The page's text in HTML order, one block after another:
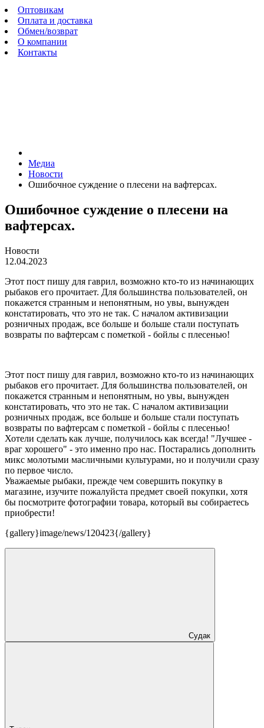
Оптовикам
Оплата и доставка
Обмен/возврат
О компании
Контакты
Медиа
Новости
Ошибочное суждение о плесени на вафтерсах.
Ошибочное суждение о плесени на
вафтерсах.
Новости
12.04.2023
Этот пост пишу для гаврил, возможно кто-то из начинающих
рыбаков его прочитает. Для большинства пользователей, он
покажется странным и непонятным, но увы, вынужден
констатировать, что это не так. С началом активизации
розничных продаж, все больше и больше стали поступать
возвраты по вафтерсам с пометкой - бойлы с плесенью!
Этот пост пишу для гаврил, возможно кто-то из начинающих
рыбаков его прочитает. Для большинства пользователей, он
покажется странным и непонятным, но увы, вынужден
констатировать, что это не так. С началом активизации
розничных продаж, все больше и больше стали поступать
возвраты по вафтерсам с пометкой - бойлы с плесенью!
Хотели сделать как лучше, получилось как всегда! "Лучшее -
враг хорошего" - это именно про нас. Постарались дополнить
микс молотыми масличными культурами, но и получили сразу
по первое число.
Уважаемые рыбаки, прежде чем совершить покупку в
магазине, изучите пожалуйста предмет своей покупки, хотя
бы посмотрите фотографии товара, который вы собираетесь
приобрести!
{gallery}image/news/120423{/gallery}
Судак